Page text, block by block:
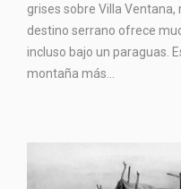
grises sobre Villa
destino serrano ofrece
incluso bajo un paraguas.
montaña más...